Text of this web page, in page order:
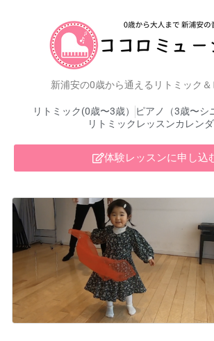
新浦安の0歳から通えるリトミック
リトミック(0歳〜3歳） ピアノ（3歳〜シ
リトミックレッスンカレン
体験レッスンに申し込